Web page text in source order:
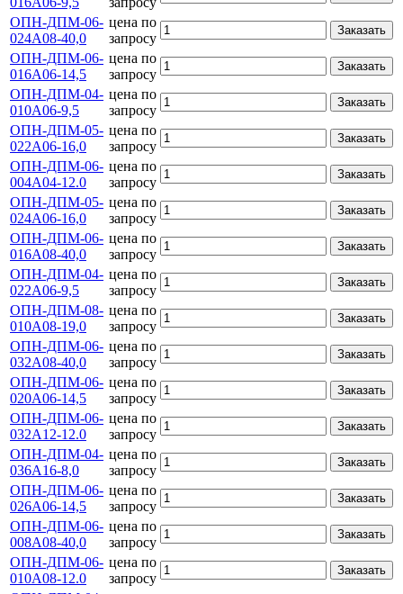
ОПН-ДПМ-06-
024А08-40,0
цена по
запросу
Заказать
ОПН-ДПМ-06-
016А06-14,5
цена по
запросу
Заказать
ОПН-ДПМ-04-
010А06-9,5
цена по
запросу
Заказать
ОПН-ДПМ-05-
022А06-16,0
цена по
запросу
Заказать
ОПН-ДПМ-06-
004А04-12.0
цена по
запросу
Заказать
ОПН-ДПМ-05-
024А06-16,0
цена по
запросу
Заказать
ОПН-ДПМ-06-
016А08-40,0
цена по
запросу
Заказать
ОПН-ДПМ-04-
022А06-9,5
цена по
запросу
Заказать
ОПН-ДПМ-08-
010А08-19,0
цена по
запросу
Заказать
ОПН-ДПМ-06-
032А08-40,0
цена по
запросу
Заказать
ОПН-ДПМ-06-
020А06-14,5
цена по
запросу
Заказать
ОПН-ДПМ-06-
032А12-12.0
цена по
запросу
Заказать
ОПН-ДПМ-04-
036А16-8,0
цена по
запросу
Заказать
ОПН-ДПМ-06-
026А06-14,5
цена по
запросу
Заказать
ОПН-ДПМ-06-
008А08-40,0
цена по
запросу
Заказать
ОПН-ДПМ-06-
010А08-12.0
цена по
запросу
Заказать